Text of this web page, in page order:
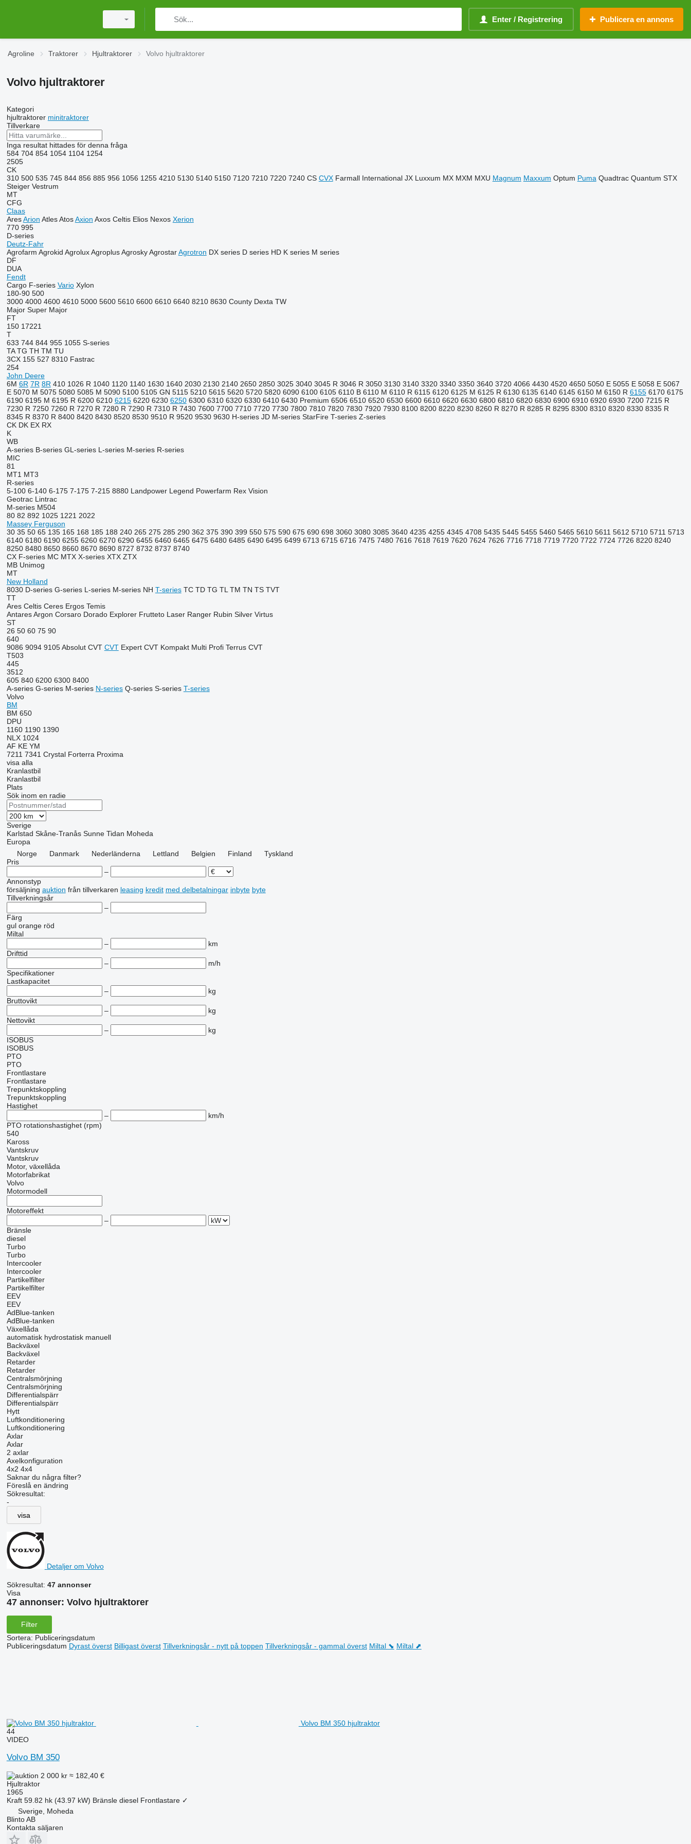
Enter / Registrering Publicera en annons
Agroline Traktorer Hjultraktorer Volvo hjultraktorer
Volvo hjultraktorer
Kategori
hjultraktorer minitraktorer
Tillverkare
Inga resultat hittades för denna fråga
584 704 854 1054 1104 1254
2505
CK
310 500 535 745 844 856 885 956 1056 1255 4210 5130 5140 5150 7120 7210 7220 7240 CS CVX Farmall International JX Luxxum MX MXM MXU Magnum Maxxum Optum Puma Quadtrac Quantum STX
Steiger Vestrum
MT
CFG
Claas
Ares Arion Atles Atos Axion Axos Celtis Elios Nexos Xerion
770 995
D-series
Deutz-Fahr
Agrofarm Agrokid Agrolux Agroplus Agrosky Agrostar Agrotron DX series D series HD K series M series
DF
DUA
Fendt
Cargo F-series Vario Xylon
180-90 500
3000 4000 4600 4610 5000 5600 5610 6600 6610 6640 8210 8630 County Dexta TW
Major Super Major
FT
150 17221
T
633 744 844 955 1055 S-series
TA TG TH TM TU
3CX 155 527 8310 Fastrac
254
John Deere
6M 6R 7R 8R 410 1026 R 1040 1120 1140 1630 1640 2030 2130 2140 2650 2850 3025 3040 3045 R 3046 R 3050 3130 3140 3320 3340 3350 3640 3720 4066 4430 4520 4650 5050 E 5055 E 5058 E 5067
E 5070 M 5075 5080 5085 M 5090 5100 5105 GN 5115 5210 5615 5620 5720 5820 6090 6100 6105 6110 B 6110 M 6110 R 6115 6120 6125 M 6125 R 6130 6135 6140 6145 6150 M 6150 R 6155 6170 6175
6190 6195 M 6195 R 6200 6210 6215 6220 6230 6250 6300 6310 6320 6330 6410 6430 Premium 6506 6510 6520 6530 6600 6610 6620 6630 6800 6810 6820 6830 6900 6910 6920 6930 7200 7215 R
7230 R 7250 7260 R 7270 R 7280 R 7290 R 7310 R 7430 7600 7700 7710 7720 7730 7800 7810 7820 7830 7920 7930 8100 8200 8220 8230 8260 R 8270 R 8285 R 8295 8300 8310 8320 8330 8335 R
8345 R 8370 R 8400 8420 8430 8520 8530 9510 R 9520 9530 9630 H-series JD M-series StarFire T-series Z-series
CK DK EX RX
K
WB
A-series B-series GL-series L-series M-series R-series
MIC
81
MT1 MT3
R-series
5-100 6-140 6-175 7-175 7-215 8880 Landpower Legend Powerfarm Rex Vision
Geotrac Lintrac
M-series M504
80 82 892 1025 1221 2022
Massey Ferguson
30 35 50 65 135 165 168 185 188 240 265 275 285 290 362 375 390 399 550 575 590 675 690 698 3060 3080 3085 3640 4235 4255 4345 4708 5435 5445 5455 5460 5465 5610 5611 5612 5710 5711 5713
6140 6180 6190 6255 6260 6270 6290 6455 6460 6465 6475 6480 6485 6490 6495 6499 6713 6715 6716 7475 7480 7616 7618 7619 7620 7624 7626 7716 7718 7719 7720 7722 7724 7726 8220 8240
8250 8480 8650 8660 8670 8690 8727 8732 8737 8740
CX F-series MC MTX X-series XTX ZTX
MB Unimog
MT
New Holland
8030 D-series G-series L-series M-series NH T-series TC TD TG TL TM TN TS TVT
TT
Ares Celtis Ceres Ergos Temis
Antares Argon Corsaro Dorado Explorer Frutteto Laser Ranger Rubin Silver Virtus
ST
26 50 60 75 90
640
9086 9094 9105 Absolut CVT CVT Expert CVT Kompakt Multi Profi Terrus CVT
T503
445
3512
605 840 6200 6300 8400
A-series G-series M-series N-series Q-series S-series T-series
Volvo
BM
BM 650
DPU
1160 1190 1390
NLX 1024
AF KE YM
7211 7341 Crystal Forterra Proxima
visa alla
Kranlastbil
Kranlastbil
Plats
Sök inom en radie
Sverige
Karlstad Skåne-Tranås Sunne Tidan Moheda
Europa
Norge
Danmark Nederländerna Lettland Belgien Finland
Tyskland
Pris
–
Annonstyp
försäljning auktion från tillverkaren leasing kredit med delbetalningar inbyte byte
Tillverkningsår
–
Färg
gul orange röd
Miltal
–
km
Drifttid
–
m/h
Specifikationer
Lastkapacitet
–
kg
Bruttovikt
–
kg
Nettovikt
–
kg
ISOBUS
ISOBUS
PTO
PTO
Frontlastare
Frontlastare
Trepunktskoppling
Trepunktskoppling
Hastighet
–
km/h
PTO rotationshastighet (rpm)
540
Kaross
Vantskruv
Vantskruv
Motor, växellåda
Motorfabrikat
Volvo
Motormodell
Motoreffekt
–
Bränsle
diesel
Turbo
Turbo
Intercooler
Intercooler
Partikelfilter
Partikelfilter
EEV
EEV
AdBlue-tanken
AdBlue-tanken
Växellåda
automatisk hydrostatisk manuell
Backväxel
Backväxel
Retarder
Retarder
Centralsmörjning
Centralsmörjning
Differentialspärr
Differentialspärr
Hytt
Luftkonditionering
Luftkonditionering
Axlar
Axlar
2 axlar
Axelkonfiguration
4x2 4x4
Saknar du några filter?
Föreslå en ändring
Sökresultat:
-
visa
Detaljer om Volvo
Sökresultat: 47 annonser
Visa
47 annonser: Volvo hjultraktorer
Filter
Sortera: Publiceringsdatum
Publiceringsdatum Dyrast överst Billigast överst Tillverkningsår - nytt på toppen Tillverkningsår - gammal överst Miltal ⬊ Miltal ⬈
Volvo BM 350 hjultraktor
44
VIDEO
Volvo BM 350
2 000 kr ≈ 182,40 €
Hjultraktor
1965
Kraft 59.82 hk (43.97 kW) Bränsle diesel Frontlastare ✓
Sverige, Moheda
Blinto AB
Kontakta säljaren